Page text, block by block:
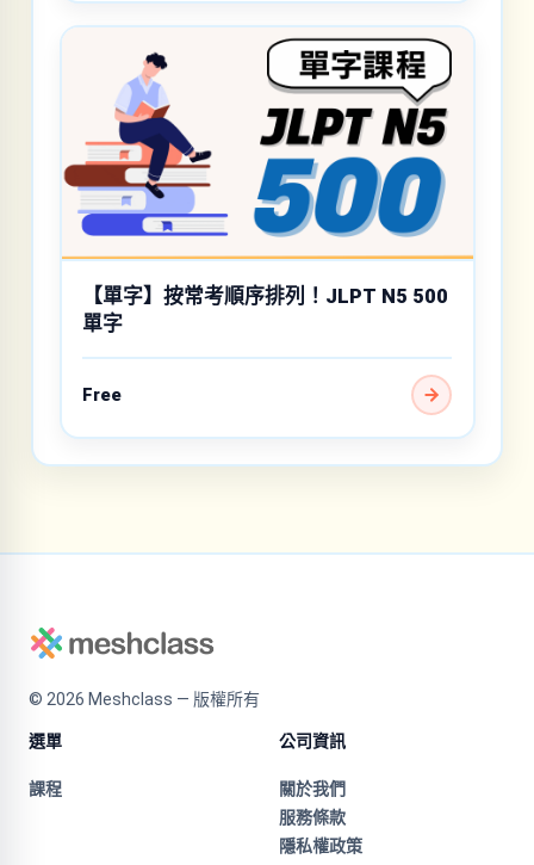
【單字】按常考順序排列！JLPT N5 500
單字
Free
© 2026 Meshclass — 版權所有
選單
課程
公司資訊
關於我們
服務條款
隱私權政策